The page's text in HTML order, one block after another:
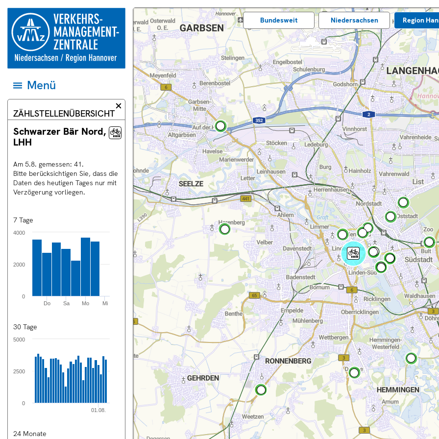
Springe direkt zum Inhalt
zur
Startseite
der
Verkehrsmanagementzentrale
Niedersachsen
und
Region
Menü
öffnen
und
ersten
Eintrag
springen
Menü
ZÄHLSTELLENÜBERSICHT Informationsdialog
schließen
Schwarzer Bär Nord,
LHH
Am 5.8. gemessen: 41.
Bitte berücksichtigen Sie, dass die
Daten des heutigen Tages nur mit
Verzögerung vorliegen.
7 Tage
Do Sa Mo Mi
0
2000
4000
30 Tage
01.08.
0
2500
5000
24 Monate
Dieser
Bereich
der
Webseite
zeigt
eine
Landkarte.
Karte
und
Datenquellen
jeweilige
Gebiet
einstellen
Bundes­weit Nieder­sachsen Region